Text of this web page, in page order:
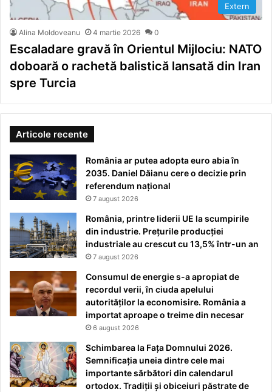
Extern
Alina Moldoveanu 4 martie 2026 0
Escaladare gravă în Orientul Mijlociu: NATO
doboară o rachetă balistică lansată din Iran
spre Turcia
Articole recente
România ar putea adopta euro abia în
2035. Daniel Dăianu cere o decizie prin
referendum național
7 august 2026
România, printre liderii UE la scumpirile
din industrie. Prețurile producției
industriale au crescut cu 13,5% într-un an
7 august 2026
Consumul de energie s-a apropiat de
recordul verii, în ciuda apelului
autorităților la economisire. România a
importat aproape o treime din necesar
6 august 2026
Schimbarea la Fața Domnului 2026.
Semnificația uneia dintre cele mai
importante sărbători din calendarul
ortodox. Tradiții și obiceiuri păstrate de